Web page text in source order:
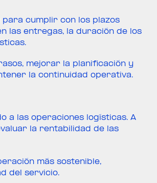
cumplir con los plazos
las entregas, la duración de los
mejorar la planificación y
la continuidad operativa.
a las operaciones logísticas. A
la rentabilidad de las
más sostenible,
del servicio.